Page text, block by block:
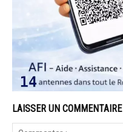
LAISSER UN COMMENTAIRE